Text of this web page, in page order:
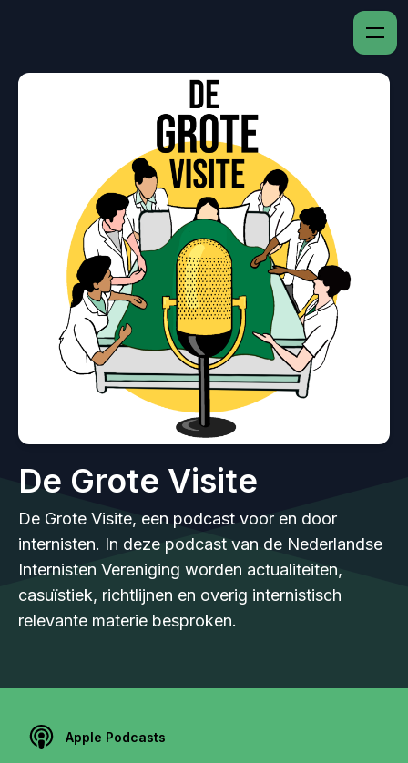
De Grote Visite
De Grote Visite, een podcast voor en door
internisten. In deze podcast van de Nederlandse
Internisten Vereniging worden actualiteiten,
casuïstiek, richtlijnen en overig internistisch
relevante materie besproken.
Apple Podcasts